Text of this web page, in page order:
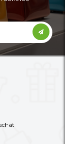
XAF